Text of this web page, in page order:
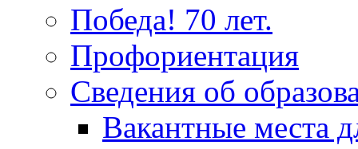
Победа! 70 лет.
Профориентация
Сведения об
Вакантные места